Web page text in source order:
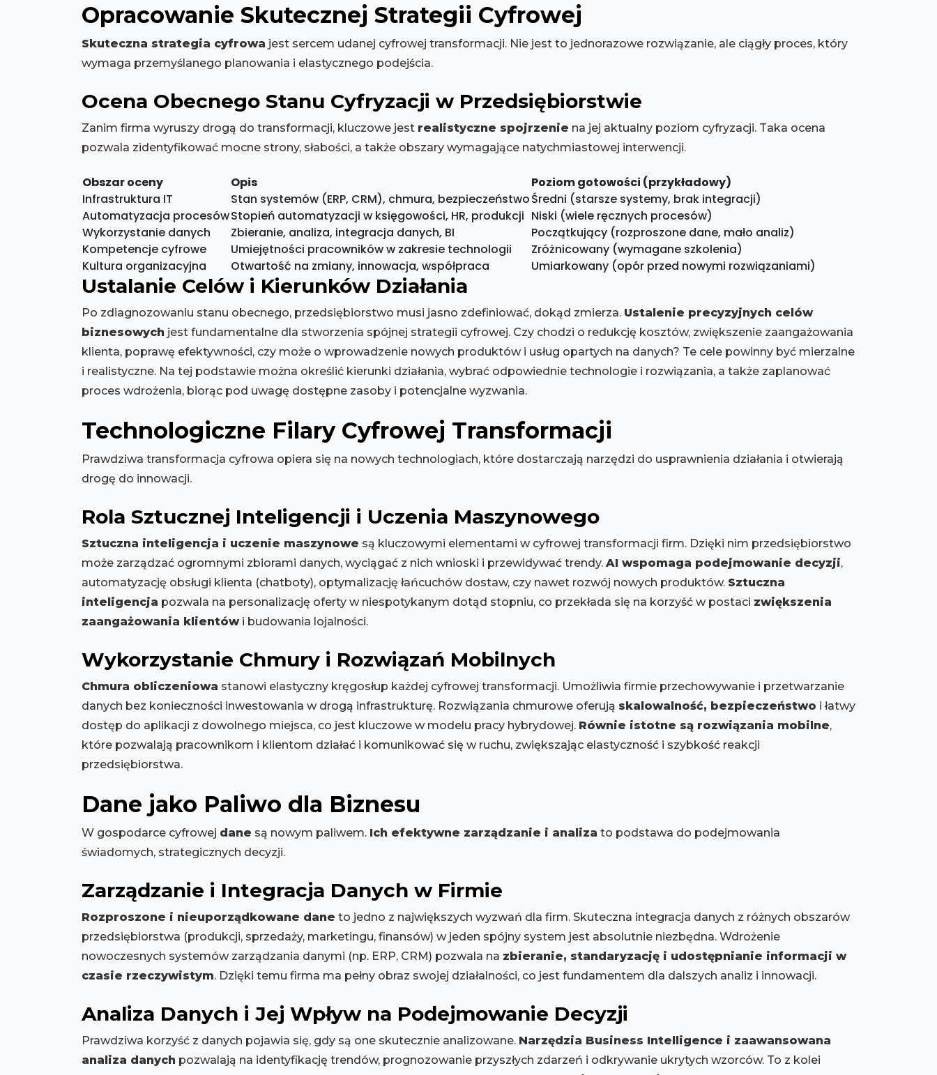
Opracowanie Skutecznej Strategii Cyfrowej
Skuteczna strategia cyfrowa jest sercem udanej cyfrowej transformacji. Nie jest to jednorazowe rozwiązanie, ale ciągły proces, który
wymaga przemyślanego planowania i elastycznego podejścia.
Ocena Obecnego Stanu Cyfryzacji w Przedsiębiorstwie
Zanim firma wyruszy drogą do transformacji, kluczowe jest realistyczne spojrzenie na jej aktualny poziom cyfryzacji. Taka ocena
pozwala zidentyfikować mocne strony, słabości, a także obszary wymagające natychmiastowej interwencji.
Obszar oceny Opis
Poziom gotowości (przykładowy)
Infrastruktura IT
Stan systemów (ERP, CRM), chmura, bezpieczeństwoŚredni (starsze systemy, brak integracji)
Automatyzacja procesówStopień automatyzacji w księgowości, HR, produkcji Niski (wiele ręcznych procesów)
Wykorzystanie danych
Zbieranie, analiza, integracja danych, BI
Początkujący (rozproszone dane, mało analiz)
Kompetencje cyfrowe
Umiejętności pracowników w zakresie technologii
Zróżnicowany (wymagane szkolenia)
Kultura organizacyjna
Otwartość na zmiany, innowacja, współpraca Umiarkowany (opór przed nowymi rozwiązaniami)
Ustalanie Celów i Kierunków Działania
Po zdiagnozowaniu stanu obecnego, przedsiębiorstwo musi jasno zdefiniować, dokąd zmierza. Ustalenie precyzyjnych celów
biznesowych jest fundamentalne dla stworzenia spójnej strategii cyfrowej. Czy chodzi o redukcję kosztów, zwiększenie zaangażowania
klienta, poprawę efektywności, czy może o wprowadzenie nowych produktów i usług opartych na danych? Te cele powinny być mierzalne
i realistyczne. Na tej podstawie można określić kierunki działania, wybrać odpowiednie technologie i rozwiązania, a także zaplanować
proces wdrożenia, biorąc pod uwagę dostępne zasoby i potencjalne wyzwania.
Technologiczne Filary Cyfrowej Transformacji
Prawdziwa transformacja cyfrowa opiera się na nowych technologiach, które dostarczają narzędzi do usprawnienia działania i otwierają
drogę do innowacji.
Rola Sztucznej Inteligencji i Uczenia Maszynowego
Sztuczna inteligencja i uczenie maszynowe są kluczowymi elementami w cyfrowej transformacji firm. Dzięki nim przedsiębiorstwo
może zarządzać ogromnymi zbiorami danych, wyciągać z nich wnioski i przewidywać trendy. AI wspomaga podejmowanie decyzji,
automatyzację obsługi klienta (chatboty), optymalizację łańcuchów dostaw, czy nawet rozwój nowych produktów. Sztuczna
inteligencja pozwala na personalizację oferty w niespotykanym dotąd stopniu, co przekłada się na korzyść w postaci zwiększenia
zaangażowania klientówi budowania lojalności.
Wykorzystanie Chmury i Rozwiązań Mobilnych
Chmura obliczeniowa stanowi elastyczny kręgosłup każdej cyfrowej transformacji. Umożliwia firmie przechowywanie i przetwarzanie
danych bez konieczności inwestowania w drogą infrastrukturę. Rozwiązania chmurowe oferują skalowalność, bezpieczeństwo i łatwy
dostęp do aplikacji z dowolnego miejsca, co jest kluczowe w modelu pracy hybrydowej. Równie istotne są rozwiązania mobilne,
które pozwalają pracownikom i klientom działać i komunikować się w ruchu, zwiększając elastyczność i szybkość reakcji
przedsiębiorstwa.
Dane jako Paliwo dla Biznesu
W gospodarce cyfrowej dane są nowym paliwem. Ich efektywne zarządzanie i analiza to podstawa do podejmowania
świadomych, strategicznych decyzji.
Zarządzanie i Integracja Danych w Firmie
Rozproszone i nieuporządkowane dane to jedno z największych wyzwań dla firm. Skuteczna integracja danych z różnych obszarów
przedsiębiorstwa (produkcji, sprzedaży, marketingu, finansów) w jeden spójny system jest absolutnie niezbędna. Wdrożenie
nowoczesnych systemów zarządzania danymi (np. ERP, CRM) pozwala na zbieranie, standaryzację i udostępnianie informacji w
czasie rzeczywistym. Dzięki temu firma ma pełny obraz swojej działalności, co jest fundamentem dla dalszych analiz i innowacji.
Analiza Danych i Jej Wpływ na Podejmowanie Decyzji
Prawdziwa korzyść z danych pojawia się, gdy są one skutecznie analizowane. Narzędzia Business Intelligence i zaawansowana
analiza danych pozwalają na identyfikację trendów, prognozowanie przyszłych zdarzeń i odkrywanie ukrytych wzorców. To z kolei